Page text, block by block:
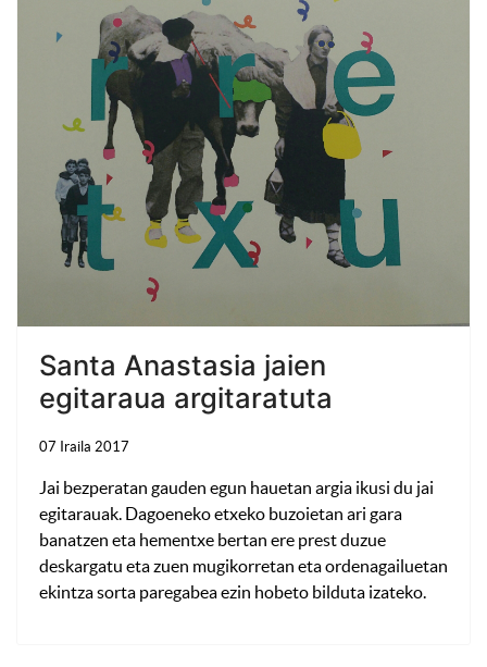
Santa Anastasia jaien
egitaraua argitaratuta
07 Iraila 2017
Jai bezperatan gauden egun hauetan argia ikusi du jai
egitarauak. Dagoeneko etxeko buzoietan ari gara
banatzen eta hementxe bertan ere prest duzue
deskargatu eta zuen mugikorretan eta ordenagailuetan
ekintza sorta paregabea ezin hobeto bilduta izateko.